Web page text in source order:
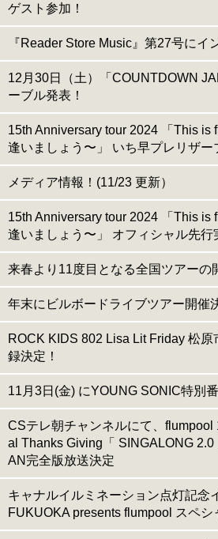
ゲスト参加！
『Reader Store Music』第27号にイ
12月30日（土）「COUNTDOWN
ーブル発表！
15th Anniversary tour 2024 「This is
逢いましょう〜」 いち早プレリザー
メディア情報！(11/23 更新）
15th Anniversary tour 2024 「This is
逢いましょう〜」 オフィシャル先行
来春より11度目となる全国ツアーの
年末にビルボードライブツアー開催
ROCK KIDS 802 Lisa Lit Friday 松
録決定！
11月3日(金) にYOUNG SONIC特別
CSテレ朝チャンネルにて、flumpool
al Thanks Giving「 SINGALONG
AN完全版放送決定
キャナルイルミネーション点灯記念
FUKUOKA presents flumpool スペシ